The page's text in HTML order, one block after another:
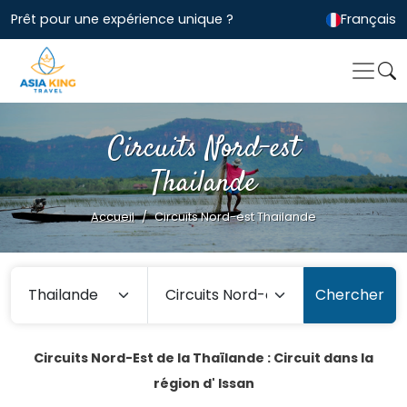
Prêt pour une expérience unique ? Français
Circuits Nord-est
Thailande
Accueil Circuits Nord-est Thailande
Chercher
Circuits Nord-Est de la Thaïlande : Circuit dans la
région d' Issan